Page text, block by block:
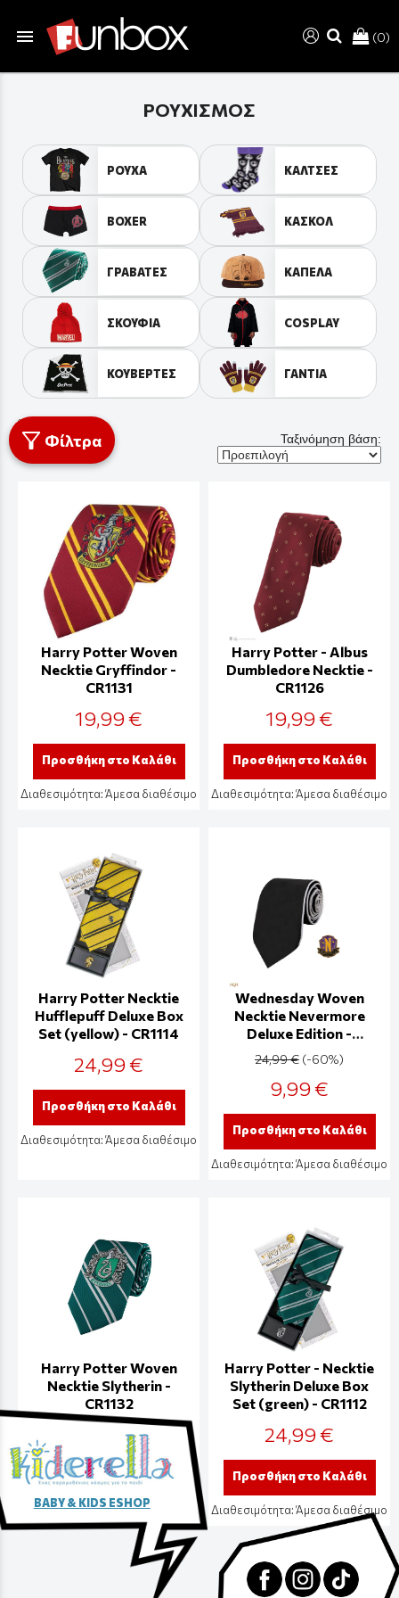
menu (0)
ΡΟΥΧΙΣΜΟΣ
ΡΟΥΧΑ ΚΑΛΤΣΕΣ
BOXER ΚΑΣΚΟΛ
ΓΡΑΒΑΤΕΣ ΚΑΠΕΛΑ
ΣΚΟΥΦΙΑ COSPLAY
ΚΟΥΒΕΡΤΕΣ ΓΑΝΤΙΑ
Φίλτρα Ταξινόμηση βάση:
Harry Potter Woven
Necktie Gryffindor -
CR1131
19,99 €
Προσθήκη στο Καλάθι
Διαθεσιμότητα:Άμεσα διαθέσιμο
Harry Potter - Albus
Dumbledore Necktie -
CR1126
19,99 €
Προσθήκη στο Καλάθι
Διαθεσιμότητα:Άμεσα διαθέσιμο
Harry Potter Necktie
Hufflepuff Deluxe Box
Set (yellow) - CR1114
24,99 €
Προσθήκη στο Καλάθι
Διαθεσιμότητα:Άμεσα διαθέσιμο
Wednesday Woven
Necktie Nevermore
Deluxe Edition -
CR1170
24,99 € (-60%)
9,99 €
Προσθήκη στο Καλάθι
Διαθεσιμότητα:Άμεσα διαθέσιμο
Harry Potter Woven
Necktie Slytherin -
CR1132
19,99 €
Προσθήκη στο Καλάθι
Διαθεσιμότητα:Άμεσα διαθέσιμο
Harry Potter - Necktie
Slytherin Deluxe Box
Set (green) - CR1112
24,99 €
Προσθήκη στο Καλάθι
Διαθεσιμότητα:Άμεσα διαθέσιμο
BABY & KIDS ESHOP